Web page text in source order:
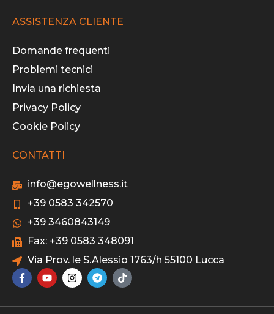
ASSISTENZA CLIENTE
Domande frequenti
Problemi tecnici
Invia una richiesta
Privacy Policy
Cookie Policy
CONTATTI
info@egowellness.it
+39 0583 342570
+39 3460843149
Fax: +39 0583 348091
Via Prov. le S.Alessio 1763/h 55100 Lucca